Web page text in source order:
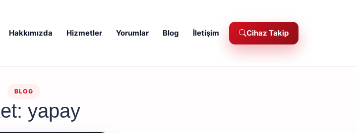
Hakkımızda Hizmetler Yorumlar Blog İletişim Cihaz Takip
BLOG
yapay